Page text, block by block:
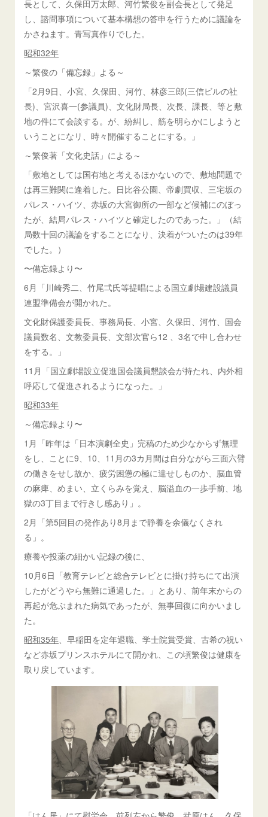
長として、久保田万太郎、河竹繁俊を副会長として発足
し、諮問事項について基本構想の答申を行うために議論を
かさねます。青写真作りでした。
昭和32年
～繁俊の「備忘録」よる～
「2月9日、小宮、久保田、河竹、林彦三郎(三信ビルの社
長)、宮沢喜一(参議員)、文化財局長、次長、課長、等と敷
地の件にて会談する。が、紛糾し、筋を明らかにしようと
いうことになリ、時々開催することにする。」
～繁俊著「文化史話」による～
「敷地としては国有地と考えるほかないので、敷地問題で
は再三難関に逢着した。日比谷公園、帝劇買収、三宅坂の
パレス・ハイツ、赤坂の大宮御所の一部など候補にのぼっ
たが、結局パレス・ハイツと確定したのであった。」（結
局数十回の議論をすることになり、決着がついたのは39年
でした。）
〜備忘録より〜
6月「川崎秀二、竹尾弌氏等提唱による国立劇場建設議員
連盟準備会が開かれた。
文化財保護委員長、事務局長、小宮、久保田、河竹、国会
議員数名、文教委員長、文部次官ら12 、3名で申し合わせ
をする。」
11月「国立劇場設立促進国会議員懇談会が持たれ、内外相
呼応して促進されるようになった。」
昭和33年
～備忘録より〜
1月「昨年は「日本演劇全史」完稿のため少なからず無理
をし、ことに9、10、11月の3カ月間は自分ながら三面六臂
の働きをせし故か、疲労困憊の極に達せしものか、脳血管
の麻痺、めまい、立くらみを覚え、脳溢血の一歩手前、地
獄の3丁目まで行きし感あり」。
2月「第5回目の発作あり8月まで静養を余儀なくされ
る」。
療養や投薬の細かい記録の後に、
10月6日「教育テレビと総合テレビとに掛け持ちにて出演
したがどうやら無難に通過した。」とあり、前年末からの
再起が危ぶまれた病気であったが、無事回復に向かいまし
た。
昭和35年 、早稲田を定年退職、学士院賞受賞、古希の祝い
など赤坂プリンスホテルにて開かれ、この頃繁俊は健康を
取り戻しています。